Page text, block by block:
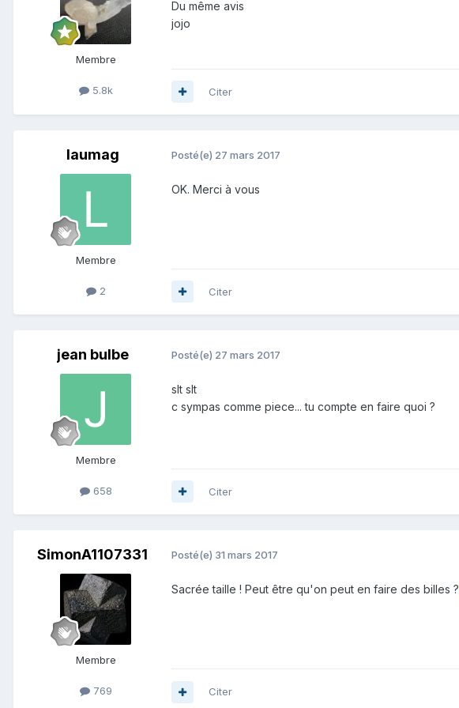
Membre
5.8k
Du même avis
jojo
Citer
laumag
Membre
2
Posté(e) 27 mars 2017
OK. Merci à vous
Citer
jean bulbe
Membre
658
Posté(e) 27 mars 2017
slt slt
c sympas comme piece... tu compte en faire quoi ?
Citer
SimonA1107331
Membre
769
Posté(e) 31 mars 2017
Sacrée taille ! Peut être qu'on peut en faire des billes ?
Citer